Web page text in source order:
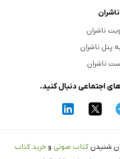
ناشران
ناشران
پنل ناشران
ناشران
اجتماعی دنبال کنید.
شنیدن کتاب صوتی و خرید کتاب